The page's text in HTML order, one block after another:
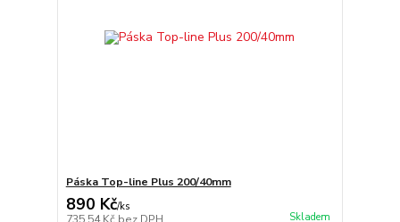
Páska Top-line Plus 200/40mm
890 Kč/ks
Skladem